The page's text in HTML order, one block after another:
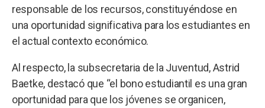
responsable de los recursos, constituyéndose en
una oportunidad significativa para los estudiantes en
el actual contexto económico.
Al respecto, la subsecretaria de la Juventud, Astrid
Baetke, destacó que “el bono estudiantil es una gran
oportunidad para que los jóvenes se organicen,